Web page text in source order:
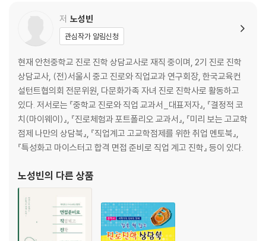
Ⅸ. 미리 보는 고등학교 진학
저 노성빈
관심작가 알림신청
현재 안천중학교 진로 진학 상담교사로 재직 중이며, 2기 진로 진학
상담교사, (전)서울시 중고 진로와 직업교과 연구회장, 한국교육컨
설턴트협의회 전문위원, 다문화가족 자녀 진로 진학사로 활동하고
있다. 저서로는 『중학교 진로와 직업 교과서_대표저자』, 『결정적 코
치(마이웨이)』, 『진로체험과 포트폴리오 교과서』, 『미리 보는 고교학
점제 나만의 상담북』, 『직업계고 고교학점제를 위한 취업 멘토북』,
『특성화고 마이스터고 합격 면접 준비로 직업 계고 진학』 등이 있다.
노성빈의 다른 상품